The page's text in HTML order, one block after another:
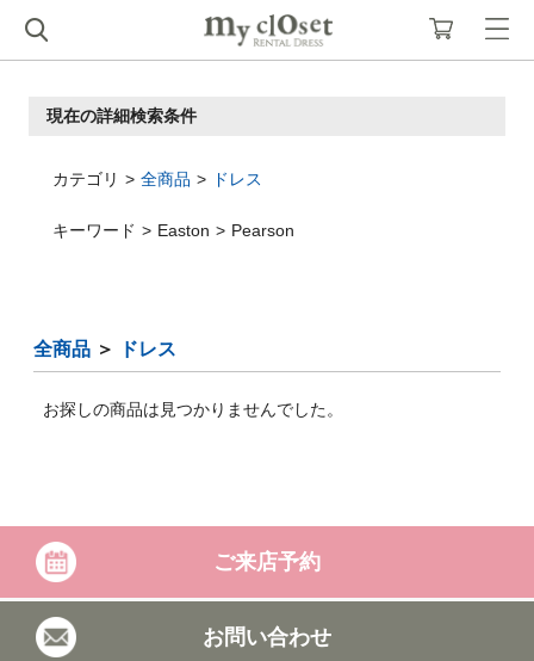
現在の詳細検索条件
カテゴリ 全商品 ドレス
キーワード Easton Pearson
全商品 ＞ ドレス
お探しの商品は見つかりませんでした。
ご来店予約
お問い合わせ